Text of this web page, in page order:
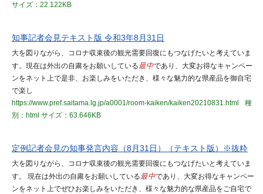
サイズ：22.122KB
知事記者会見テキスト版 令和3年8月31日
大を図りながら、コロナ収束後の観光需要回復にもつなげたいと考えていま
す。現在は外出の自粛をお願いしている最中であり、大変お得なキャンペー
ンをネット上で是非、お楽しみをいただき、様々な魅力的な県産品を御自宅
で楽し
https://www.pref.saitama.lg.jp/a0001/room-kaiken/kaiken20210831.html
種
別：html サイズ：63.646KB
定例記者会見の知事発言内容（8月31日）（テキスト版）※抜粋
大を図りながら、コロナ収束後の観光需要回復にもつなげたいと考えていま
す。 現在は外出の自粛をお願いしている最中であり、大変お得なキャンペー
ンをネット上でぜひお楽しみをいただき、様々な魅力的な県産品をご自宅で